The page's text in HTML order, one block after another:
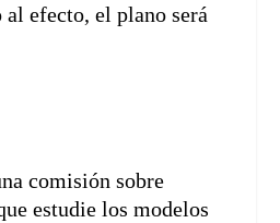
efecto, el plano será
comisión sobre
estudie los modelos